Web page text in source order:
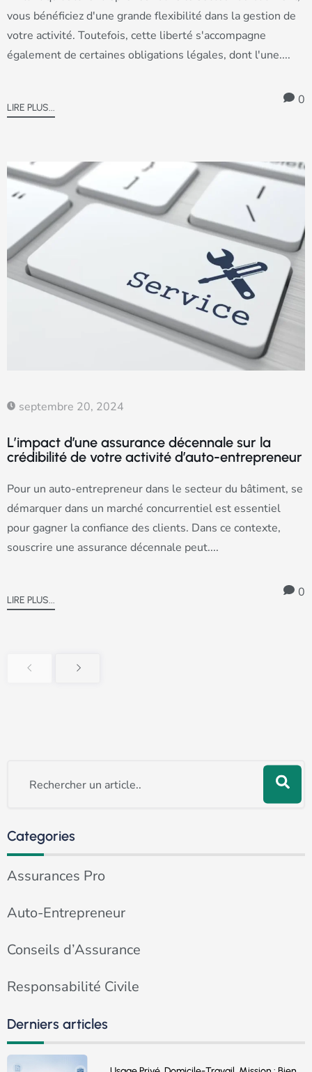
Categories
Assurances Pro
Auto-Entrepreneur
Conseils d’Assurance
Responsabilité Civile
Derniers articles
vous bénéficiez d'une grande flexibilité dans la gestion de
votre activité. Toutefois, cette liberté s'accompagne
également de certaines obligations légales, dont l'une....
LIRE PLUS...
0
septembre 20, 2024
L’impact d’une assurance décennale sur la
crédibilité de votre activité d’auto-entrepreneur
Pour un auto-entrepreneur dans le secteur du bâtiment, se
démarquer dans un marché concurrentiel est essentiel
pour gagner la confiance des clients. Dans ce contexte,
souscrire une assurance décennale peut....
LIRE PLUS...
0